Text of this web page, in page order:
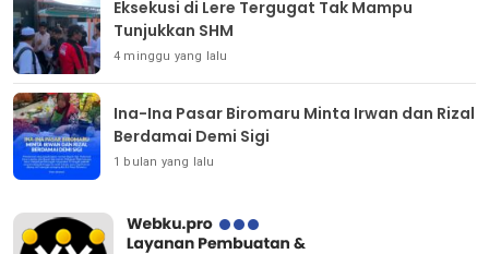
Eksekusi di Lere Tergugat Tak Mampu
Tunjukkan SHM
4 minggu yang lalu
Ina-Ina Pasar Biromaru Minta Irwan dan Rizal
Berdamai Demi Sigi
1 bulan yang lalu